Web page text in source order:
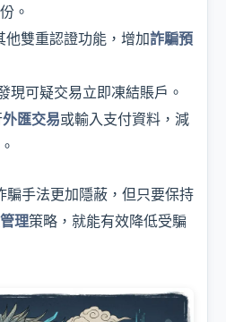
。
他雙重認證功能，增加詐騙預
現可疑交易立即凍結賬戶。
外匯交易或輸入支付資料，減
手法更加隱蔽，但只要保持
理策略，就能有效降低受騙